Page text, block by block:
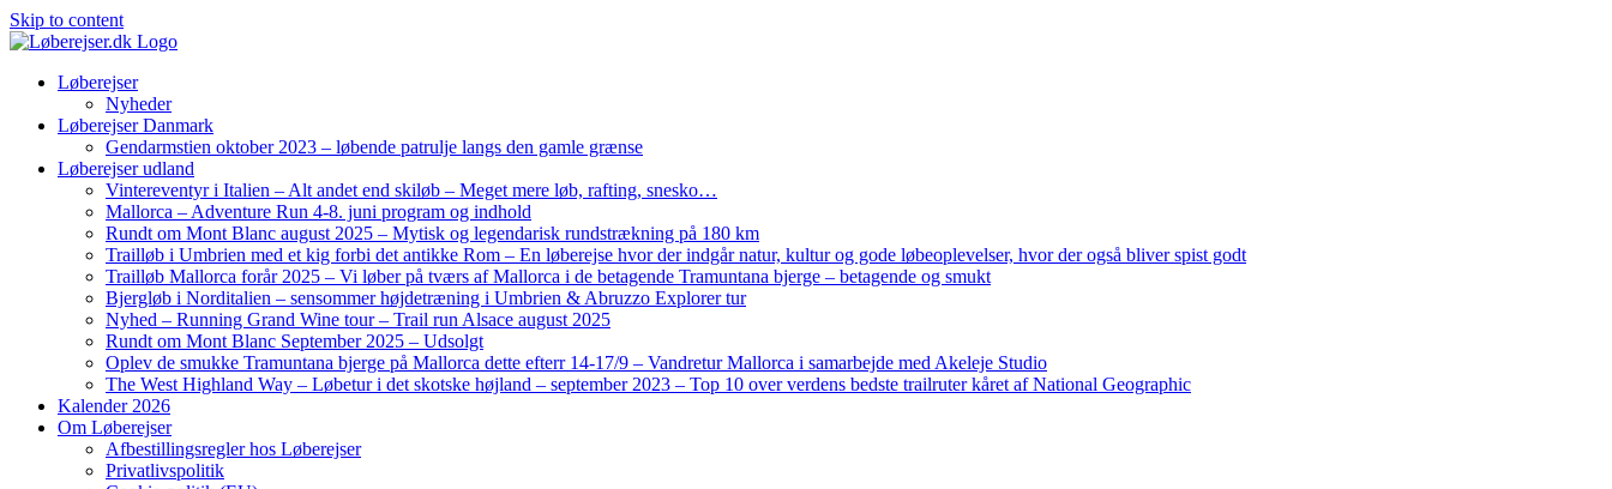
Skip to content
Løberejser
Nyheder
Løberejser Danmark
Gendarmstien oktober 2023 – løbende patrulje langs den gamle grænse
Løberejser udland
Vintereventyr i Italien – Alt andet end skiløb – Meget mere løb, rafting, snesko…
Mallorca – Adventure Run 4-8. juni program og indhold
Rundt om Mont Blanc august 2025 – Mytisk og legendarisk rundstrækning på 180 km
Trailløb i Umbrien med et kig forbi det antikke Rom – En løberejse hvor der indgår natur, kultur og gode løbeoplevelser, hvor der også bliver spist godt
Trailløb Mallorca forår 2025 – Vi løber på tværs af Mallorca i de betagende Tramuntana bjerge – betagende og smukt
Bjergløb i Norditalien – sensommer højdetræning i Umbrien & Abruzzo Explorer tur
Nyhed – Running Grand Wine tour – Trail run Alsace august 2025
Rundt om Mont Blanc September 2025 – Udsolgt
Oplev de smukke Tramuntana bjerge på Mallorca dette efterr 14-17/9 – Vandretur Mallorca i samarbejde med Akeleje Studio
The West Highland Way – Løbetur i det skotske højland – september 2023 – Top 10 over verdens bedste trailruter kåret af National Geographic
Kalender 2026
Om Løberejser
Afbestillingsregler hos Løberejser
Privatlivspolitik